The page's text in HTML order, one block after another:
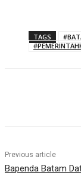
TAGS
Previous article
Bapenda Batam